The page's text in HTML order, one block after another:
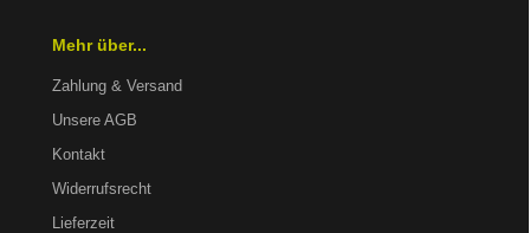
Mehr über...
Zahlung & Versand
Unsere AGB
Kontakt
Widerrufsrecht
Lieferzeit